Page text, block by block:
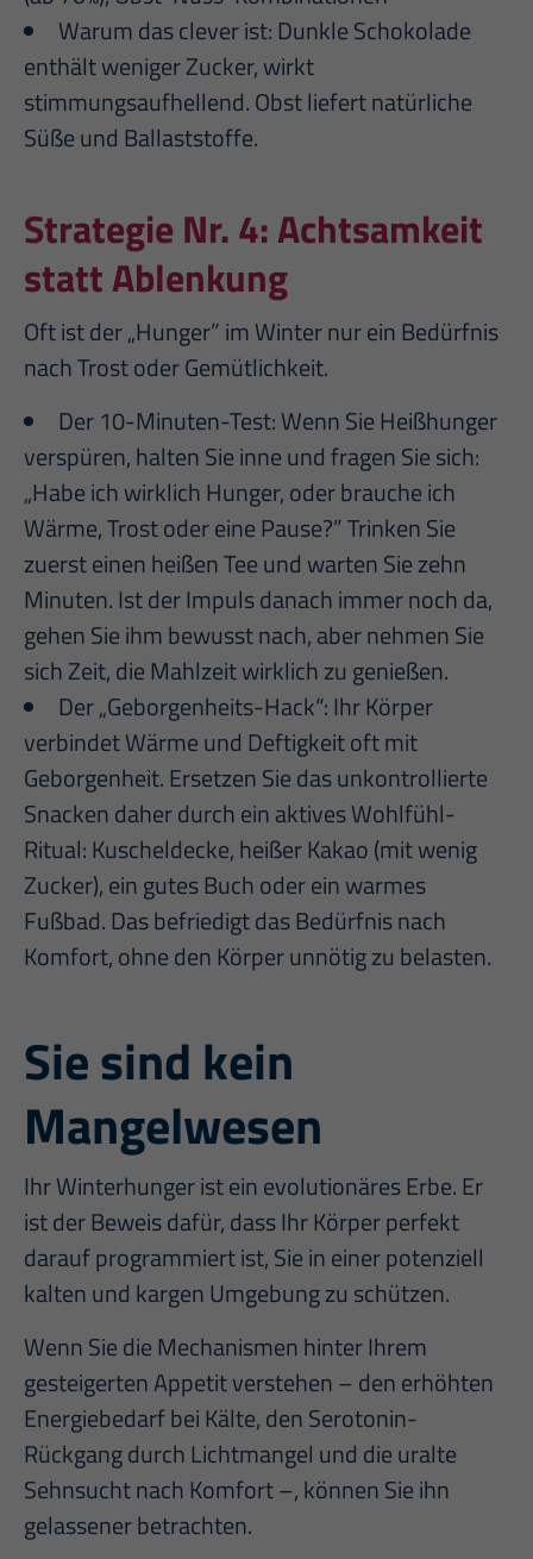
Warum das clever ist: Dunkle Schokolade
enthält weniger Zucker, wirkt
stimmungsaufhellend. Obst liefert natürliche
Süße und Ballaststoffe.
Strategie Nr. 4:Achtsamkeit
statt Ablenkung
Oft ist der „Hunger” im Winter nur ein Bedürfnis
nach Trost oder Gemütlichkeit.
Der 10-Minuten-Test: Wenn Sie Heißhunger
verspüren, halten Sie inne und fragen Sie sich:
„Habe ich wirklich Hunger, oder brauche ich
Wärme, Trost oder eine Pause?” Trinken Sie
zuerst einen heißen Tee und warten Sie zehn
Minuten. Ist der Impuls danach immer noch da,
gehen Sie ihm bewusst nach, aber nehmen Sie
sich Zeit, die Mahlzeit wirklich zu genießen.
Der „Geborgenheits-Hack“: Ihr Körper
verbindet Wärme und Deftigkeit oft mit
Geborgenheit. Ersetzen Sie das unkontrollierte
Snacken daher durch ein aktives Wohlfühl-
Ritual: Kuscheldecke, heißer Kakao (mit wenig
Zucker), ein gutes Buch oder ein warmes
Fußbad. Das befriedigt das Bedürfnis nach
Komfort, ohne den Körper unnötig zu belasten.
Sie sind kein
Mangelwesen
Ihr Winterhunger ist ein evolutionäres Erbe. Er
ist der Beweis dafür, dass Ihr Körper perfekt
darauf programmiert ist, Sie in einer potenziell
kalten und kargen Umgebung zu schützen.
Wenn Sie die Mechanismen hinter Ihrem
gesteigerten Appetit verstehen – den erhöhten
Energiebedarf bei Kälte, den Serotonin-
Rückgang durch Lichtmangel und die uralte
Sehnsucht nach Komfort –, können Sie ihn
gelassener betrachten.